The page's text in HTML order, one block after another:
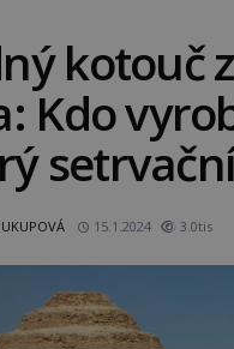
kotouč z
Kdo
15.1.2024 3.0tis